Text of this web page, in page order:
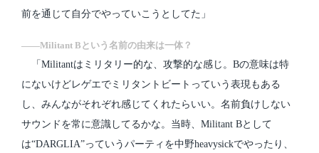
前を通じて自分でやっていこうとしてた」
――Militant Bという名前の由来は一体？
「Militantはミリタリー的な、攻撃的な感じ。Bの意味は特
にないけどレゲエでミリタントビートっていう表現もある
し、みんながそれぞれ感じてくれたらいい。名前負けしない
サウンドを常に意識してるかな。当時、Militant Bとして
は“DARGLIA”っていうパーティを中野heavysickでやったり、